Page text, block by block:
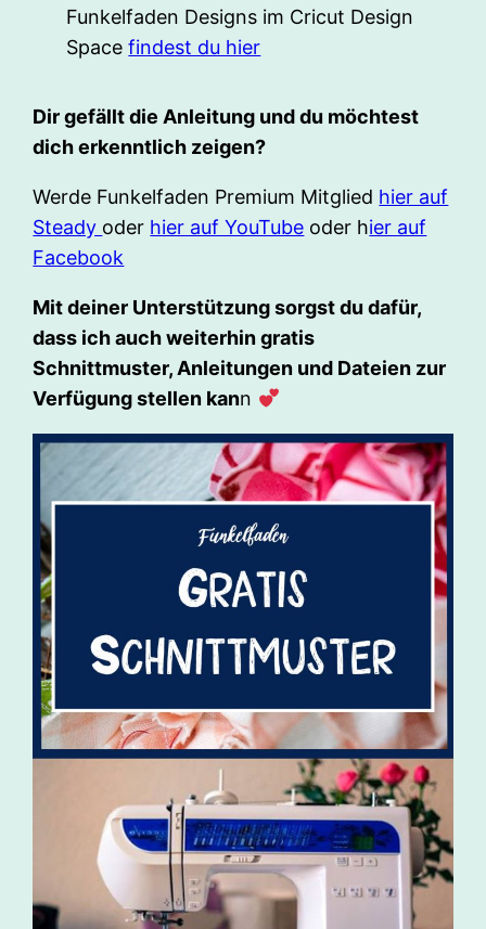
Funkelfaden Designs im Cricut Design
Spacefindest du hier
Dir gefällt die Anleitung und du möchtest
dich erkenntlich zeigen?
Werde Funkelfaden Premium Mitglied hier auf
Steady oder hier auf YouTube oder hier auf
Facebook
Mit deiner Unterstützung sorgst du dafür,
dass ich auch weiterhin gratis
Schnittmuster, Anleitungen und Dateien zur
Verfügung stellen kann